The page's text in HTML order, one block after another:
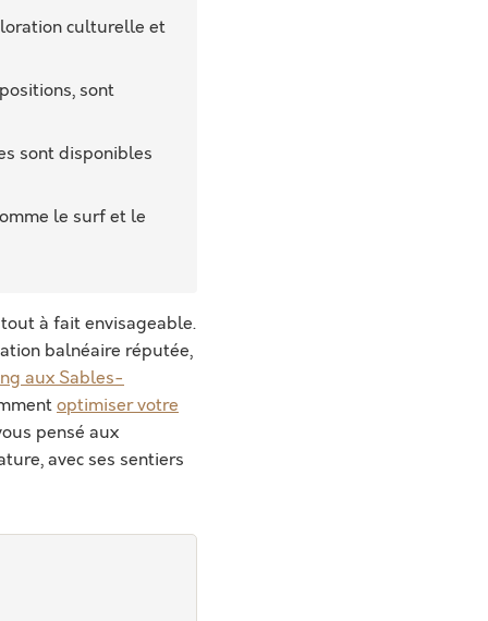
culturelle et
sont
sont disponibles
le surf et le
à fait envisageable.
balnéaire réputée,
aux Sables-
optimiser votre
pensé aux
avec ses sentiers